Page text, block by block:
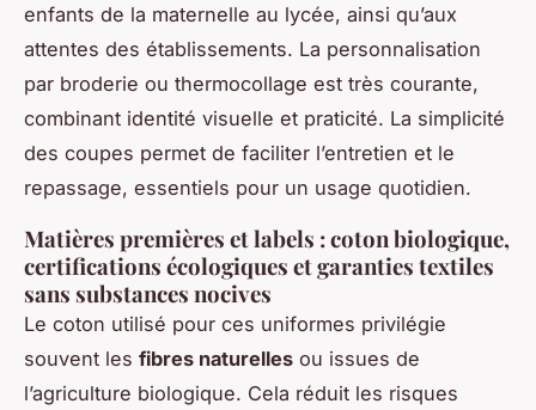
enfants de la maternelle au lycée, ainsi qu’aux
attentes des établissements. La personnalisation
par broderie ou thermocollage est très courante,
combinant identité visuelle et praticité. La simplicité
des coupes permet de faciliter l’entretien et le
repassage, essentiels pour un usage quotidien.
Matières premières et labels : coton biologique,
certifications écologiques et garanties textiles
sans substances nocives
Le coton utilisé pour ces uniformes privilégie
souvent les fibres naturelles ou issues de
l’agriculture biologique. Cela réduit les risques